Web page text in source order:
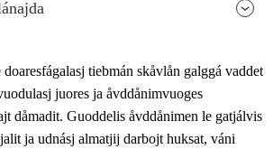
tiebmán skåvlån galggá vaddet
juores ja åvddånimvuoges
dåmadit. Guoddelis åvddånimen le gatjálvis
ja udnásj almatjij darbojt huksat, váni